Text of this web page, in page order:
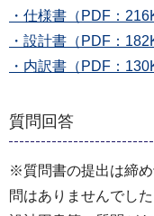
・仕様書（PDF：
・設計書（PDF：
・内訳書（PDF：
質問回答
※質問書の提出は締
問はありませんでした